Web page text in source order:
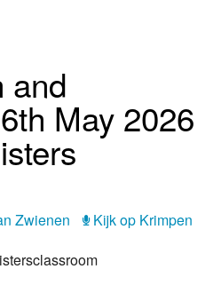
and
May 2026
Zwienen Kijk op Krimpen